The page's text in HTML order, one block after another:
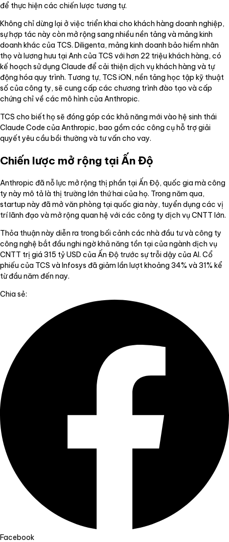
để thực hiện các chiến lược tương tự.
Không chỉ dừng lại ở việc triển khai cho khách hàng doanh nghiệp,
sự hợp tác này còn mở rộng sang nhiều nền tảng và mảng kinh
doanh khác của TCS. Diligenta, mảng kinh doanh bảo hiểm nhân
thọ và lương hưu tại Anh của TCS với hơn 22 triệu khách hàng, có
kế hoạch sử dụng Claude để cải thiện dịch vụ khách hàng và tự
động hóa quy trình. Tương tự, TCS iON, nền tảng học tập kỹ thuật
số của công ty, sẽ cung cấp các chương trình đào tạo và cấp
chứng chỉ về các mô hình của Anthropic.
TCS cho biết họ sẽ đóng góp các khả năng mới vào hệ sinh thái
Claude Code của Anthropic, bao gồm các công cụ hỗ trợ giải
quyết yêu cầu bồi thường và tư vấn cho vay.
Chiến lược mở rộng tại Ấn Độ
Anthropic đã nỗ lực mở rộng thị phần tại Ấn Độ, quốc gia mà công
ty này mô tả là thị trường lớn thứ hai của họ. Trong năm qua,
startup này đã mở văn phòng tại quốc gia này, tuyển dụng các vị
trí lãnh đạo và mở rộng quan hệ với các công ty dịch vụ CNTT lớn.
Thỏa thuận này diễn ra trong bối cảnh các nhà đầu tư và công ty
công nghệ bắt đầu nghi ngờ khả năng tồn tại của ngành dịch vụ
CNTT trị giá 315 tỷ USD của Ấn Độ trước sự trỗi dậy của AI. Cổ
phiếu của TCS và Infosys đã giảm lần lượt khoảng 34% và 31% kể
từ đầu năm đến nay.
Chia sẻ:
Facebook